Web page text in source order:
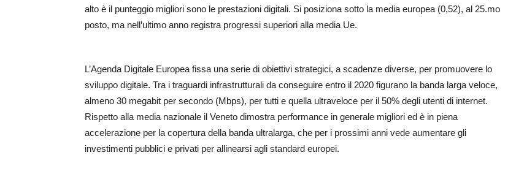
alto è il punteggio migliori sono le prestazioni digitali. Si posiziona sotto la media europea (0,52), al 25.mo
posto, ma nell’ultimo anno registra progressi superiori alla media Ue.
L’Agenda Digitale Europea fissa una serie di obiettivi strategici, a scadenze diverse, per promuovere lo
sviluppo digitale. Tra i traguardi infrastrutturali da conseguire entro il 2020 figurano la banda larga veloce,
almeno 30 megabit per secondo (Mbps), per tutti e quella ultraveloce per il 50% degli utenti di internet.
Rispetto alla media nazionale il Veneto dimostra performance in generale migliori ed è in piena
accelerazione per la copertura della banda ultralarga, che per i prossimi anni vede aumentare gli
investimenti pubblici e privati per allinearsi agli standard europei.